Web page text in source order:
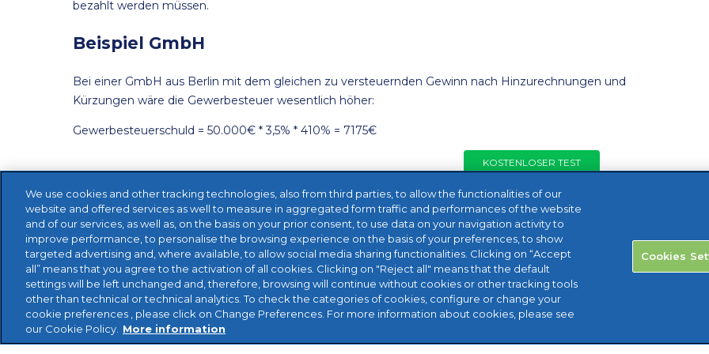
bezahlt werden müssen.
Beispiel GmbH
Bei einer GmbH aus Berlin mit dem gleichen zu versteuernden Gewinn nach Hinzurechnungen und
Kürzungen wäre die Gewerbesteuer wesentlich höher:
Gewerbesteuerschuld = 50.000€ * 3,5% * 410% = 7175€
KOSTENLOSER TEST
We use cookies and other tracking technologies, also from third parties, to allow the functionalities of our
website and offered services as well to measure in aggregated form traffic and performances of the website
and of our services, as well as, on the basis on your prior consent, to use data on your navigation activity to
improve performance, to personalise the browsing experience on the basis of your preferences, to show
targeted advertising and, where available, to allow social media sharing functionalities. Clicking on “Accept
all” means that you agree to the activation of all cookies. Clicking on "Reject all" means that the default
settings will be left unchanged and, therefore, browsing will continue without cookies or other tracking tools
other than technical or technical analytics. To check the categories of cookies, configure or change your
cookie preferences , please click on Change Preferences. For more information about cookies, please see
our Cookie Policy. More information
Cookies